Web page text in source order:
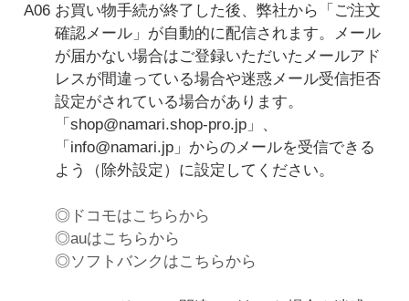
A06 お買い物手続が終了した後、弊社から「ご注文
確認メール」が自動的に配信されます。メール
が届かない場合はご登録いただいたメールアド
レスが間違っている場合や迷惑メール受信拒否
設定がされている場合があります。
「shop@namari.shop-pro.jp」、
「info@namari.jp」からのメールを受信できる
よう（除外設定）に設定してください。
◎ドコモはこちらから
◎auはこちらから
◎ソフトバンクはこちらから